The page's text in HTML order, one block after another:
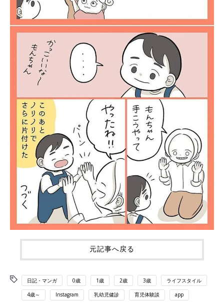
元記事へ戻る
日記・マンガ 0歳 1歳 2歳 3歳 ライフスタイル
4歳～ Instagram 乳幼児健診 育児体験談 app